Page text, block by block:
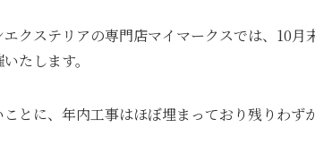
クステリアの専門店マイマークスでは、10
たします。
とに、年内工事はほぼ埋まっており残りわず